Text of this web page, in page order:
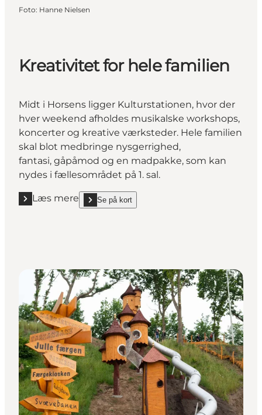
Foto: Hanne Nielsen
Kreativitet for hele familien
Midt i Horsens ligger Kulturstationen, hvor der
hver weekend afholdes musikalske workshops,
koncerter og kreative værksteder. Hele familien
skal blot medbringe nysgerrighed,
fantasi, gåpåmod og en madpakke, som kan
nydes i fællesområdet på 1. sal.
Læs mere
Læs mere "Kreativitet for hele familien"
Se på kort
show Kreativitet for hele familien on_map